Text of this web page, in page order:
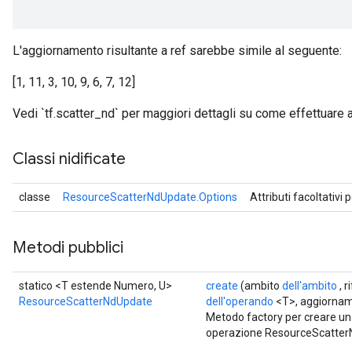
L'aggiornamento risultante a ref sarebbe simile al seguente:
[1, 11, 3, 10, 9, 6, 7, 12]
Vedi `tf.scatter_nd` per maggiori dettagli su come effettuare
Classi nidificate
classe ResourceScatterNdUpdate.Options Attributi facoltativi
Metodi pubblici
statico <T estende Numero, U>
ResourceScatterNdUpdate
create (ambito dell'ambito ,
dell'operando <T>,
Metodo factory per creare
operazione